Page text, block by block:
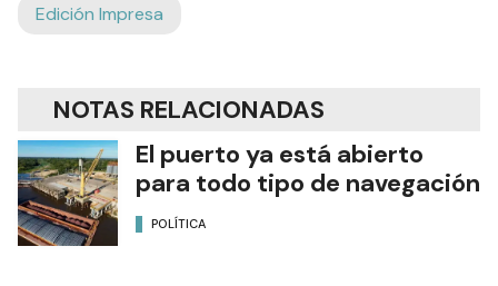
Edición Impresa
NOTAS RELACIONADAS
El puerto ya está abierto
para todo tipo de navegación
POLÍTICA